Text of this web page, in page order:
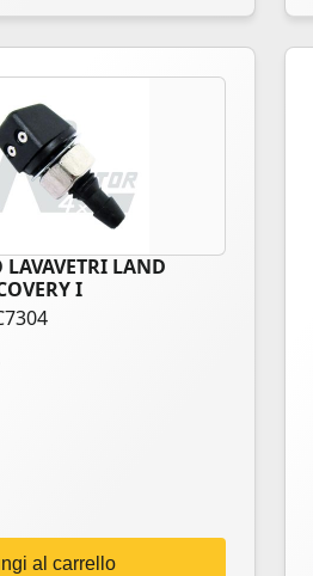
LAVAVETRI LAND
I
al carrello